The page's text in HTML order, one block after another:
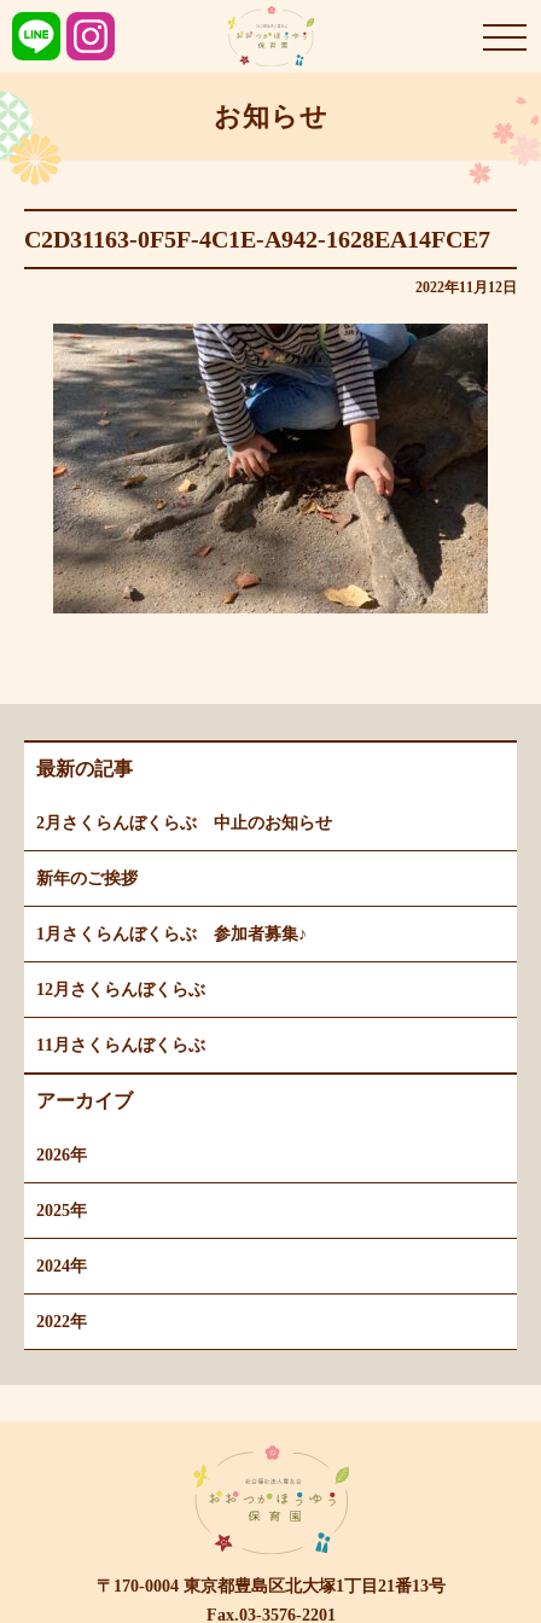
お知らせ
C2D31163-0F5F-4C1E-A942-1628EA14FCE7
2022年11月12日
最新の記事
2月さくらんぼくらぶ 中止のお知らせ
新年のご挨拶
1月さくらんぼくらぶ 参加者募集♪
12月さくらんぼくらぶ
11月さくらんぼくらぶ
アーカイブ
2026年
2025年
2024年
2022年
〒170-0004 東京都豊島区北大塚1丁目21番13号
Fax.03-3576-2201